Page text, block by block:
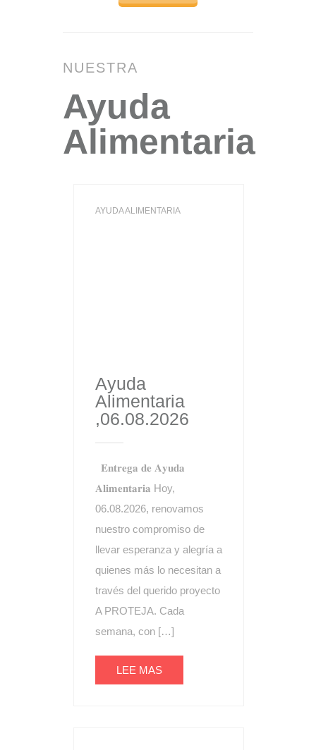
NUESTRA
Ayuda
Alimentaria
AYUDA ALIMENTARIA
Ayuda
Alimentaria
,06.08.2026
𝐄𝐧𝐭𝐫𝐞𝐠𝐚 𝐝𝐞 𝐀𝐲𝐮𝐝𝐚
𝐀𝐥𝐢𝐦𝐞𝐧𝐭𝐚𝐫𝐢𝐚 Hoy,
06.08.2026, renovamos
nuestro compromiso de
llevar esperanza y alegría a
quienes más lo necesitan a
través del querido proyecto
A PROTEJA. Cada
semana, con […]
LEE MAS